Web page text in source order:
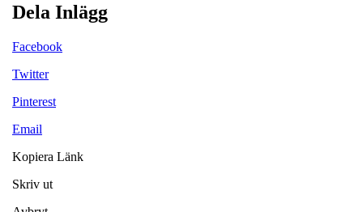
Dela Inlägg
Facebook
Twitter
Pinterest
Email
Kopiera Länk
Skriv ut